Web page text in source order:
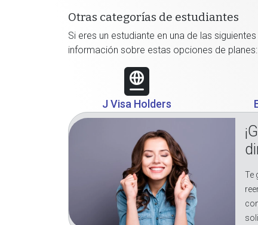
Otras categorías de estudiantes
Si eres un estudiante en una de las
información sobre estas opciones de planes:
J Visa Holders
Te